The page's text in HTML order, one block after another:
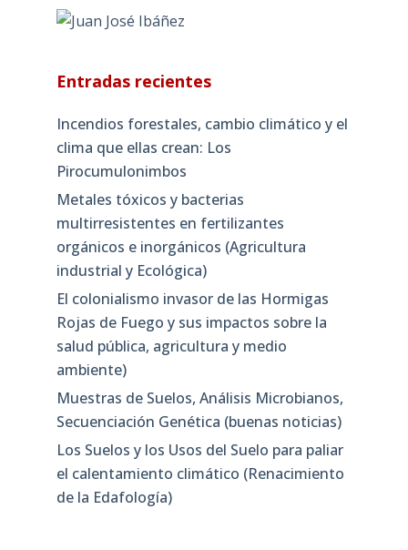
Entradas recientes
Incendios forestales, cambio climático y el
clima que ellas crean: Los
Pirocumulonimbos
Metales tóxicos y bacterias
multirresistentes en fertilizantes
orgánicos e inorgánicos (Agricultura
industrial y Ecológica)
El colonialismo invasor de las Hormigas
Rojas de Fuego y sus impactos sobre la
salud pública, agricultura y medio
ambiente)
Muestras de Suelos, Análisis Microbianos,
Secuenciación Genética (buenas noticias)
Los Suelos y los Usos del Suelo para paliar
el calentamiento climático (Renacimiento
de la Edafología)